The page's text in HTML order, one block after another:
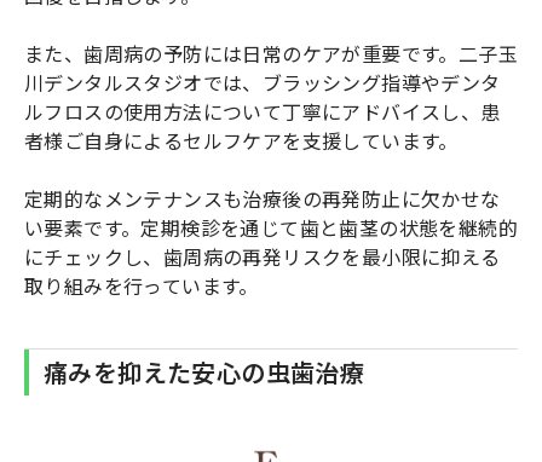
また、歯周病の予防には日常のケアが重要です。二子玉
川デンタルスタジオでは、ブラッシング指導やデンタ
ルフロスの使用方法について丁寧にアドバイスし、患
者様ご自身によるセルフケアを支援しています。
定期的なメンテナンスも治療後の再発防止に欠かせな
い要素です。定期検診を通じて歯と歯茎の状態を継続的
にチェックし、歯周病の再発リスクを最小限に抑える
取り組みを行っています。
痛みを抑えた安心の虫歯治療